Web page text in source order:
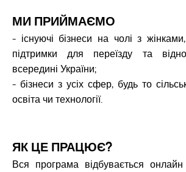
МИ ПРИЙМАЄМО
- існуючі бізнеси на чолі з
підтримки для переїзду та
всередині України;
- бізнеси з усіх сфер, будь то
освіта чи технології.
ЯК ЦЕ ПРАЦЮЄ?
Вся програма відбувається